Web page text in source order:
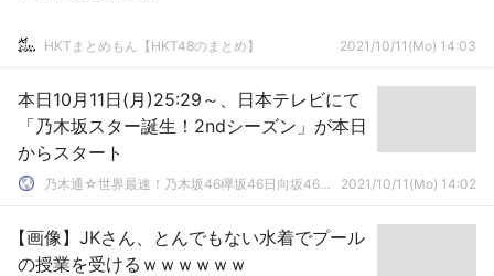
HKTまとめもん【HKT48のまとめ】 2021/10/11(Mo) 14:03
本日10月11日(月)25:29～、日本テレビにて
「乃木坂スター誕生！2ndシーズン」が本日
からスタート
乃木通☆世界最速！乃木坂46欅坂46日向坂46速報まとめ 2021/10/11(Mo) 14:02
【画像】JKさん、とんでもない水着でプール
の授業を受けるｗｗｗｗｗｗ